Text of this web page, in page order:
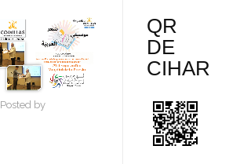
Posted by
QR
DE
CIHAR